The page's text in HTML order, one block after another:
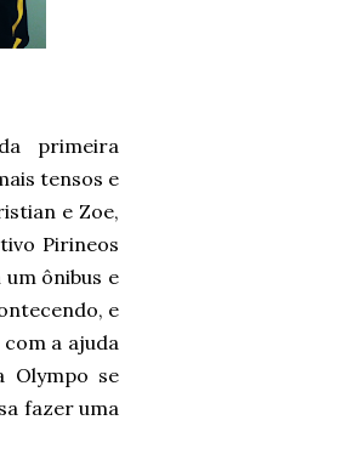
primeira
tensos e
e Zoe,
Pirineos
ônibus e
e
a ajuda
Olympo se
fazer uma